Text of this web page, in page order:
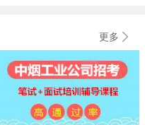
更多